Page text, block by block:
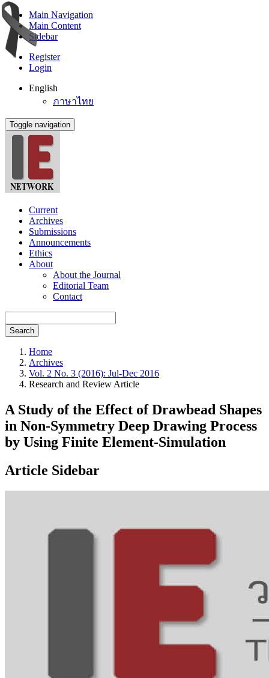
Main Navigation
Main Content
Sidebar
Register
Login
English
ภาษาไทย
Toggle navigation
Current
Archives
Submissions
Announcements
Ethics
About
About the Journal
Editorial Team
Contact
Search
Home
Archives
Vol. 2 No. 3 (2016): Jul-Dec 2016
Research and Review Article
A Study of the Effect of Drawbead Shapes
in Non-Symmetry Deep Drawing Process
by Using Finite Element-Simulation
Article Sidebar